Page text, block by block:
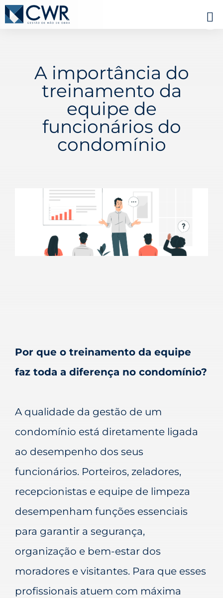
A importância do
treinamento da
equipe de
funcionários do
condomínio
Por que o treinamento da equipe
faz toda a diferença no condomínio?
A qualidade da gestão de um
condomínio está diretamente ligada
ao desempenho dos seus
funcionários. Porteiros, zeladores,
recepcionistas e equipe de limpeza
desempenham funções essenciais
para garantir a segurança,
organização e bem-estar dos
moradores e visitantes. Para que esses
profissionais atuem com máxima